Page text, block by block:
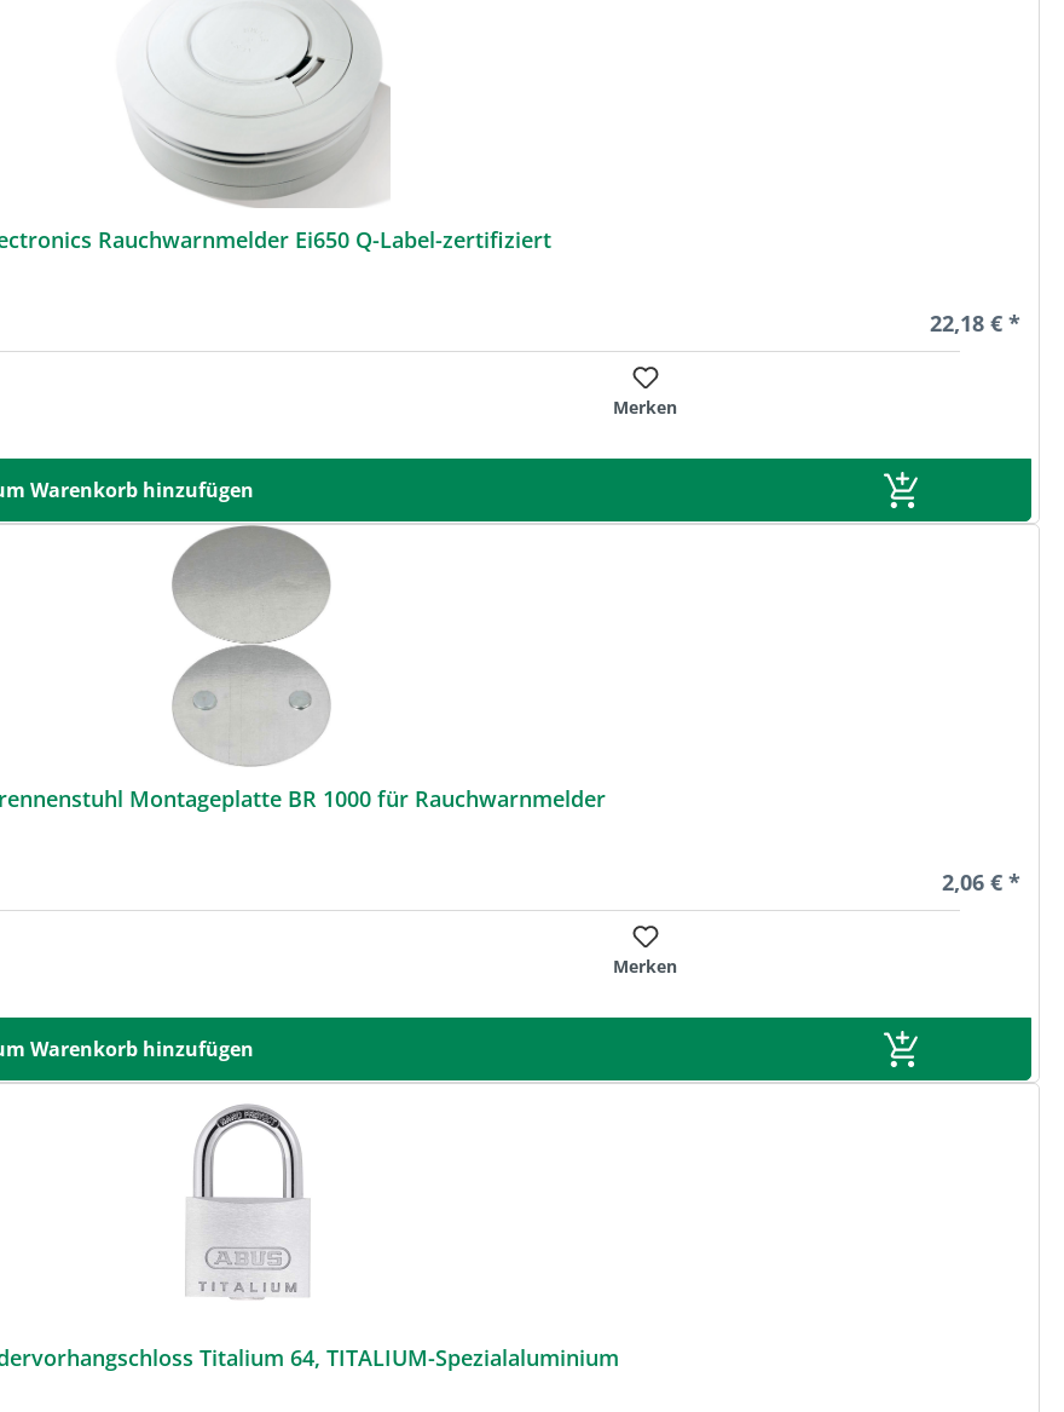
Rauchwarnmelder Ei650 Q-Label-zertifiziert
Regulärer
22,18 € *
Merken
Warenkorb hinzufügen
Montageplatte BR 1000 für Rauchwarnmelder
Regulärer
2,06 € *
Merken
Warenkorb hinzufügen
ABUS Zylindervorhangschloss Titalium 64, TITALIUM-Spezialaluminium